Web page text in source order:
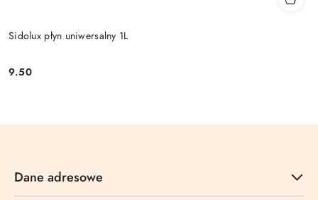
Sidolux płyn uniwersalny 1L
Cena:
9.50
Dane adresowe